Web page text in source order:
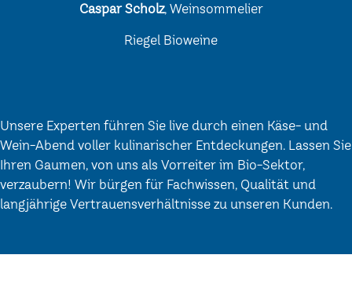
Caspar Scholz, Weinsommelier
Riegel Bioweine
Unsere Experten führen Sie live durch einen Käse- und
Wein-Abend voller kulinarischer Entdeckungen. Lassen Sie
Ihren Gaumen, von uns als Vorreiter im Bio-Sektor,
verzaubern! Wir bürgen für Fachwissen, Qualität und
langjährige Vertrauensverhältnisse zu unseren Kunden.